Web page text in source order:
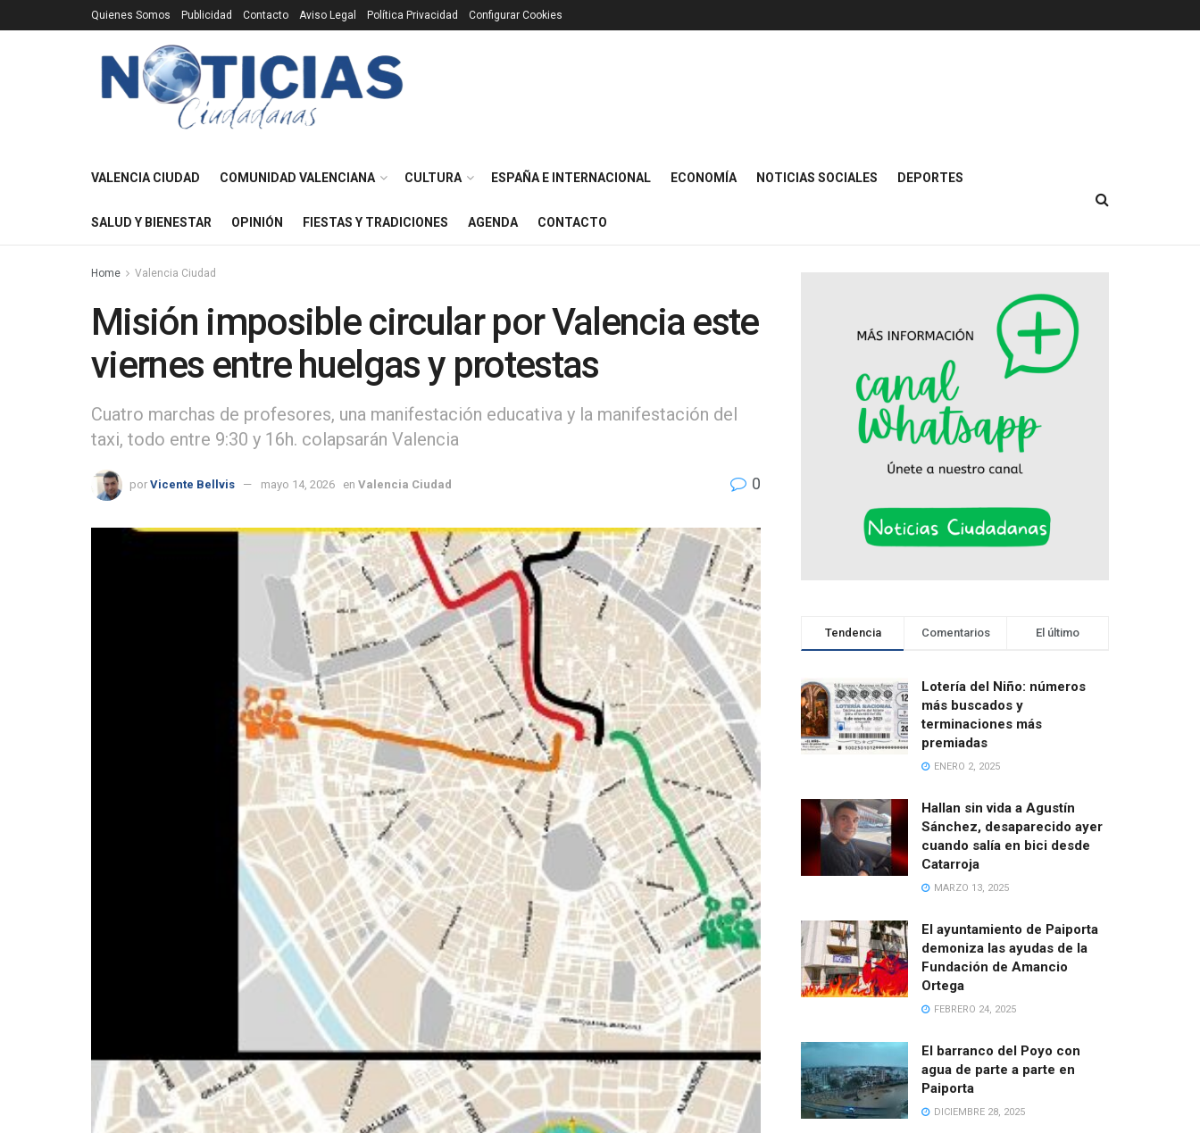
Quienes Somos Publicidad Contacto Aviso Legal Política Privacidad Configurar Cookies
VALENCIA CIUDAD COMUNIDAD VALENCIANA CULTURA ESPAÑA E INTERNACIONAL ECONOMÍA NOTICIAS SOCIALES DEPORTES
SALUD Y BIENESTAR OPINIÓN FIESTAS Y TRADICIONES AGENDA CONTACTO
Home Valencia Ciudad
Misión imposible circular por Valencia este
viernes entre huelgas y protestas
Cuatro marchas de profesores, una manifestación educativa y la manifestación del
taxi, todo entre 9:30 y 16h. colapsarán Valencia
por Vicente Bellvis mayo 14, 2026 en Valencia Ciudad 0
Tendencia Comentarios El último
Lotería del Niño: números
más buscados y
terminaciones más
premiadas
ENERO 2, 2025
Hallan sin vida a Agustín
Sánchez, desaparecido ayer
cuando salía en bici desde
Catarroja
MARZO 13, 2025
El ayuntamiento de Paiporta
demoniza las ayudas de la
Fundación de Amancio
Ortega
FEBRERO 24, 2025
El barranco del Poyo con
agua de parte a parte en
Paiporta
DICIEMBRE 28, 2025